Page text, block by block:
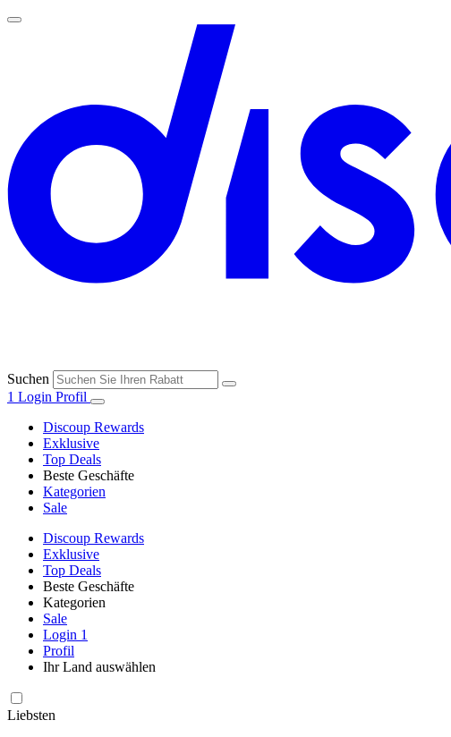
Suchen
1 Login Profil
Discoup Rewards
Exklusive
Top Deals
Beste Geschäfte
Kategorien
Sale
Discoup Rewards
Exklusive
Top Deals
Beste Geschäfte
Kategorien
Sale
Login 1
Profil
Ihr Land auswählen
Liebsten